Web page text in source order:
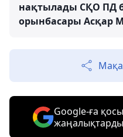
нақтылады СҚО ПД
орынбасары Асқар
Google-ға